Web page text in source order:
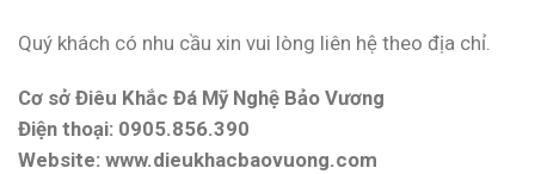
Quý khách có nhu cầu xin vui lòng liên hệ theo địa chỉ.
Cơ sở Điêu Khắc Đá Mỹ Nghệ Bảo Vương
Điện thoại: 0905.856.390
Website: www.dieukhacbaovuong.com